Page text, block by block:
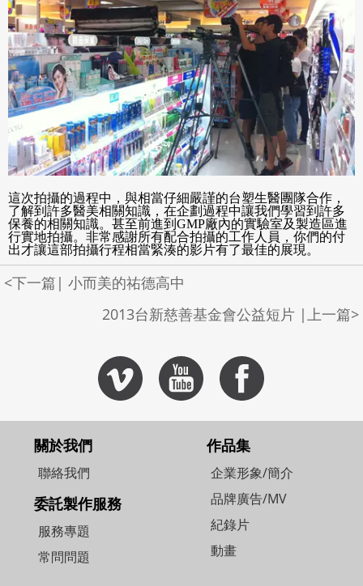
這次拍攝的過程中，與相當仔細嚴謹的台塑生醫團隊合作，
了解到許多醫美相關知識，在企劃過程中讓我們學習到許多
保養的相關知識。甚至前進到GMP廠內的實驗室及製造區進
行實地拍攝。非常感謝所有配合拍攝的工作人員，你們的付
出才讓這部拍攝行程相當緊湊的影片有了最佳的展現。
<下一篇| 小而美的祐德高中
2013台新慈善基金會公益短片 |上一篇>
關於我們
聯絡我們
委託製作服務
服務專題
常問問題
作品集
企業形象/簡介
品牌廣告/MV
紀錄片
動畫